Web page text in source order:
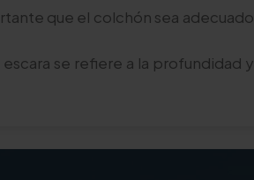
que el colchón sea adecuado
escara se refiere a la profundidad y